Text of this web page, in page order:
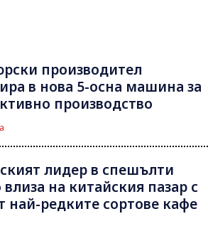
производител
в нова 5-осна машина за
производство
лидер в спешълти
на китайския пазар с
най-редките сортове кафе